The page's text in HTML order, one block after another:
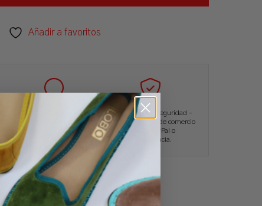
Añadir a favoritos
Cambios y devoluciones sin
plazo límite.
Pagos con total seguridad –
Pasarela de pago de comercio
seguro, PayPal o
transferencia.